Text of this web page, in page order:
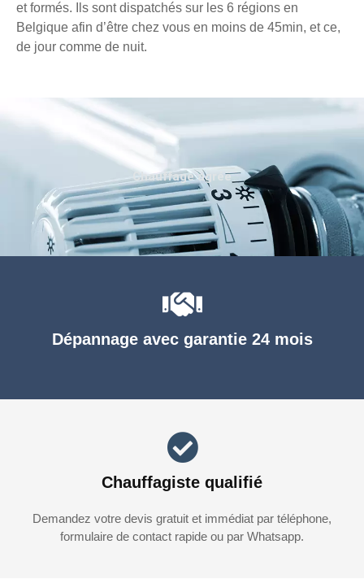
et formés. Ils sont dispatchés sur les 6 régions en
Belgique afin d’être chez vous en moins de 45min, et ce,
de jour comme de nuit.
Dépannage avec garantie 24 mois
Chauffagiste qualifié
Demandez votre devis gratuit et immédiat par téléphone,
formulaire de contact rapide ou par Whatsapp.
Chauffage agréé